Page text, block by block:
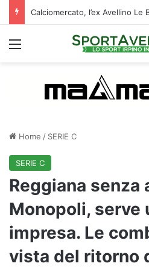
Menu
Home / SERIE C
SERIE C
Reggiana senza
Monopoli, serve
impresa. Le
vista del ritorno